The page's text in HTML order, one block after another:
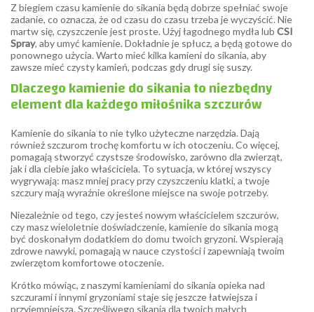
Z biegiem czasu kamienie do sikania będą dobrze spełniać swoje
zadanie, co oznacza, że od czasu do czasu trzeba je wyczyścić. Nie
martw się, czyszczenie jest proste. Użyj łagodnego mydła lub CSI
Spray, aby umyć kamienie. Dokładnie je spłucz, a będą gotowe do
ponownego użycia. Warto mieć kilka kamieni do sikania, aby
zawsze mieć czysty kamień, podczas gdy drugi się suszy.
Dlaczego kamienie do sikania to niezbędny
element dla każdego miłośnika szczurów
Kamienie do sikania to nie tylko użyteczne narzędzia. Dają
również szczurom trochę komfortu w ich otoczeniu. Co więcej,
pomagają stworzyć czystsze środowisko, zarówno dla zwierząt,
jak i dla ciebie jako właściciela. To sytuacja, w której wszyscy
wygrywają: masz mniej pracy przy czyszczeniu klatki, a twoje
szczury mają wyraźnie określone miejsce na swoje potrzeby.
Niezależnie od tego, czy jesteś nowym właścicielem szczurów,
czy masz wieloletnie doświadczenie, kamienie do sikania mogą
być doskonałym dodatkiem do domu twoich gryzoni. Wspierają
zdrowe nawyki, pomagają w nauce czystości i zapewniają twoim
zwierzętom komfortowe otoczenie.
Krótko mówiąc, z naszymi kamieniami do sikania opieka nad
szczurami i innymi gryzoniami staje się jeszcze łatwiejsza i
przyjemniejsza. Szczęśliwego sikania dla twoich małych